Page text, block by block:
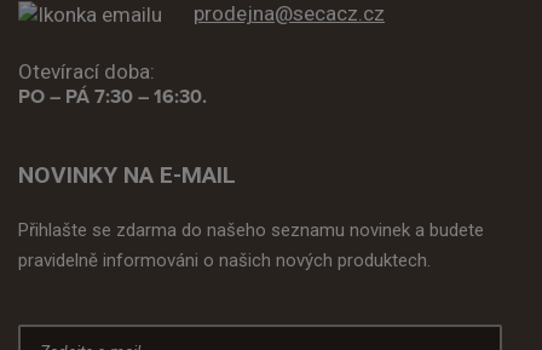
prodejna@secacz.cz
Otevírací doba:
PO – PÁ 7:30 – 16:30.
NOVINKY NA E-MAIL
Přihlašte se zdarma do našeho seznamu novinek a budete
pravidelně informováni o našich nových produktech.